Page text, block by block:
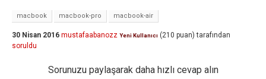
macbook macbook-pro macbook-air
30 Nisan 2016 mustafaabanozz Yeni Kullanıcı (210 puan) tarafından
soruldu
Sorunuzu paylaşarak daha hızlı cevap alın